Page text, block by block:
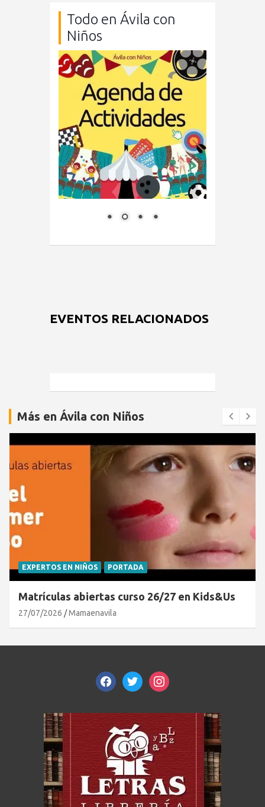
Todo en Ávila con
Niños
EVENTOS RELACIONADOS
Más en Ávila con Niños
EXPERTOS EN NIÑOS PORTADA
Matrículas abiertas curso 26/27 en Kids&Us
27/07/2026 Mamaenavila
facebooktwitterinstagram